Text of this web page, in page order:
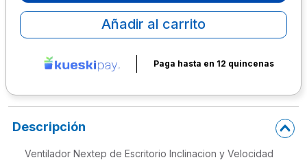
Añadir al carrito
Paga hasta en 12 quincenas
Descripción
Ventilador Nextep de Escritorio Inclinacion y Velocidad